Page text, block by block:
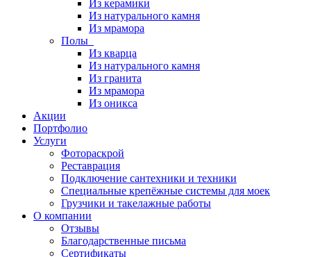
Из керамики
Из натурального камня
Из мрамора
Полы
Из кварца
Из натурального камня
Из гранита
Из мрамора
Из оникса
Акции
Портфолио
Услуги
Фотораскрой
Реставрация
Подключение сантехники и техники
Специальные крепёжные системы для моек
Грузчики и такелажные работы
О компании
Отзывы
Благодарственные письма
Сертификаты